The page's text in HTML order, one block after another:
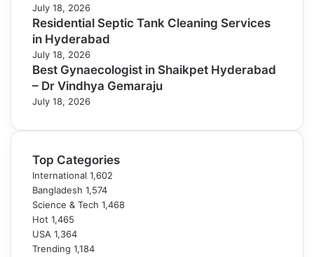
July 18, 2026
Residential Septic Tank Cleaning Services
in Hyderabad
July 18, 2026
Best Gynaecologist in Shaikpet Hyderabad
– Dr Vindhya Gemaraju
July 18, 2026
Top Categories
International 1,602
Bangladesh 1,574
Science & Tech 1,468
Hot 1,465
USA 1,364
Trending 1,184